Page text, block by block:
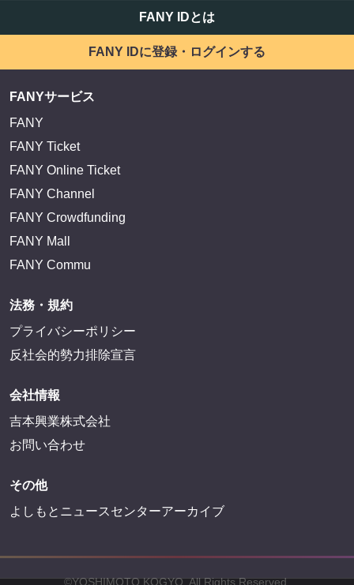
FANY IDとは
FANY IDに登録・ログインする
FANYサービス
FANY
FANY Ticket
FANY Online Ticket
FANY Channel
FANY Crowdfunding
FANY Mall
FANY Commu
法務・規約
プライバシーポリシー
反社会的勢力排除宣言
会社情報
吉本興業株式会社
お問い合わせ
その他
よしもとニュースセンターアーカイブ
©YOSHIMOTO KOGYO, All Rights Reserved.